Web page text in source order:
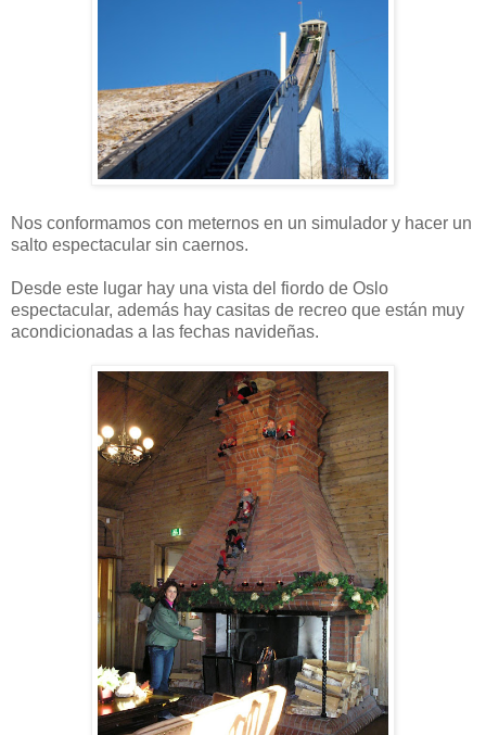
Nos conformamos con meternos en un simulador y hacer un
salto espectacular sin caernos.
Desde este lugar hay una vista del fiordo de Oslo
espectacular, además hay casitas de recreo que están muy
acondicionadas a las fechas navideñas.